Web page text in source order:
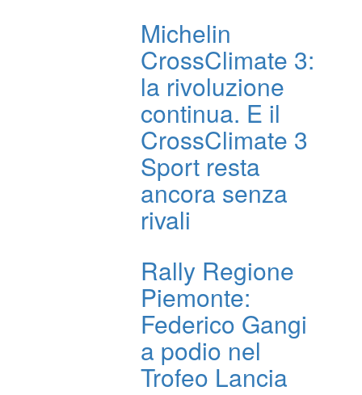
Michelin
CrossClimate 3:
la rivoluzione
continua. E il
CrossClimate 3
Sport resta
ancora senza
rivali
Rally Regione
Piemonte:
Federico Gangi
a podio nel
Trofeo Lancia